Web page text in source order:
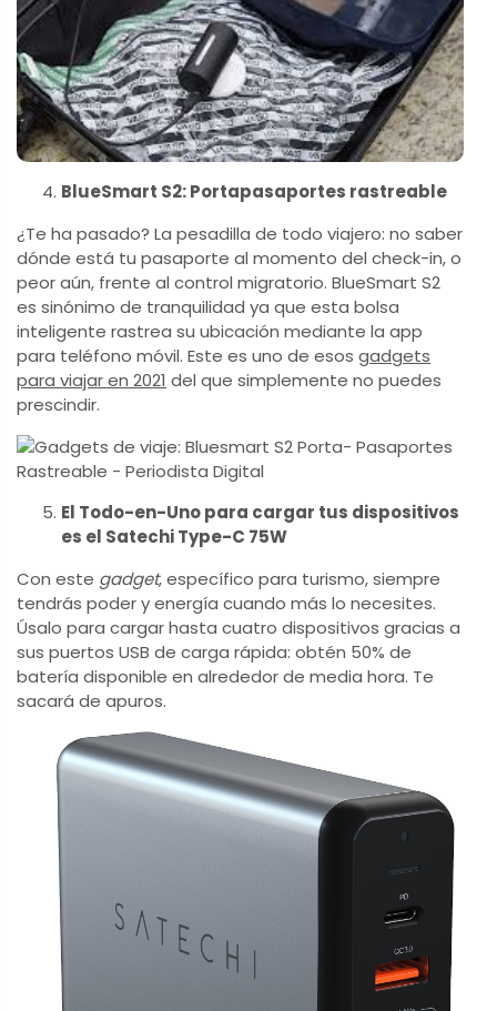
BlueSmart S2: Portapasaportes rastreable
¿Te ha pasado? La pesadilla de todo viajero: no saber
dónde está tu pasaporte al momento del check-in, o
peor aún, frente al control migratorio. BlueSmart S2
es sinónimo de tranquilidad ya que esta bolsa
inteligente rastrea su ubicación mediante la app
para teléfono móvil. Este es uno de esos gadgets
para viajar en 2021 del que simplemente no puedes
prescindir.
El Todo-en-Uno para cargar tus dispositivos
es el Satechi Type-C 75W
Con este gadget, específico para turismo, siempre
tendrás poder y energía cuando más lo necesites.
Úsalo para cargar hasta cuatro dispositivos gracias a
sus puertos USB de carga rápida: obtén 50% de
batería disponible en alrededor de media hora. Te
sacará de apuros.